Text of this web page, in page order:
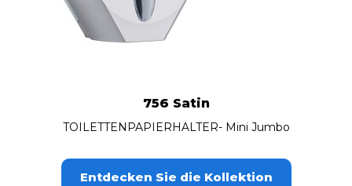
756 Satin
TOILETTENPAPIERHALTER- Mini Jumbo
Entdecken Sie die Kollektion